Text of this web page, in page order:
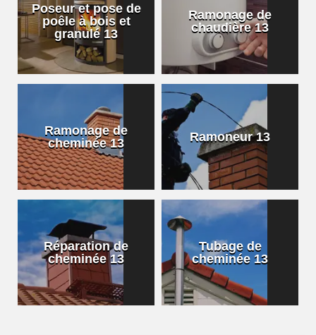
Poseur et pose de
poêle à bois et
granulé 13
Ramonage de
chaudière 13
Ramonage de
cheminée 13
Ramoneur 13
Réparation de
cheminée 13
Tubage de
cheminée 13